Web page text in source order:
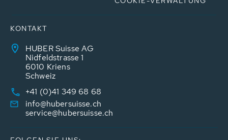
KONTAKT
HUBER Suisse AG
Nidfeldstrasse 1
6010 Kriens
Schweiz
+41 (0)41 349 68 68
info@hubersuisse.ch
service@hubersuisse.ch